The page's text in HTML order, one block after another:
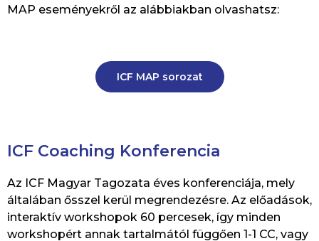
MAP eseményekről az alábbiakban olvashatsz:
ICF MAP sorozat
ICF Coaching Konferencia
Az ICF Magyar Tagozata éves konferenciája, mely
általában ősszel kerül megrendezésre. Az előadások,
interaktív workshopok 60 percesek, így minden
workshopért annak tartalmától függően 1-1 CC, vagy